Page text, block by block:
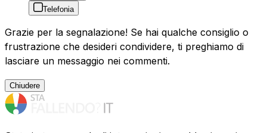
Telefonia
Grazie per la segnalazione! Se hai qualche consiglio o
frustrazione che desideri condividere, ti preghiamo di
lasciare un messaggio nei commenti.
Chiudere